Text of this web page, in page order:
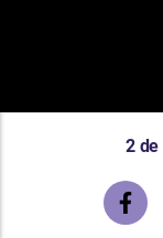
2 de